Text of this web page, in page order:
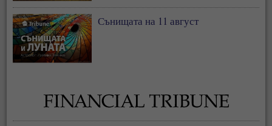
Сънищата на 11 август